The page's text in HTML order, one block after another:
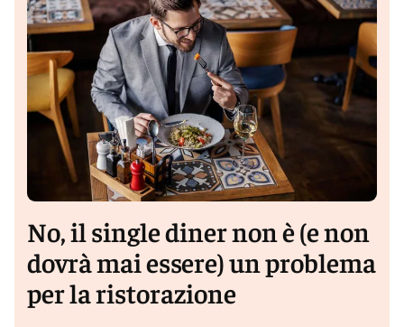
No, il single diner non è (e non
dovrà mai essere) un problema
per la ristorazione